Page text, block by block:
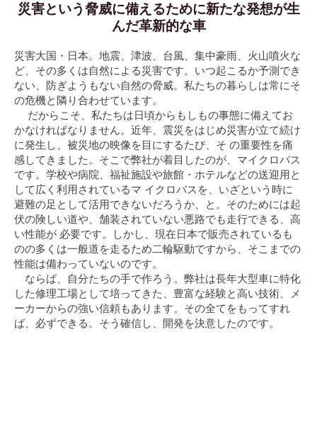
災害という脅威に備えるために新たな発想が生
んだ革新的な車
災害大国・日本。地震、津波、台風、集中豪雨、火山噴火な
ど、その多くは自然による災害です。いつ起こるか予測でき
ない、防ぎようもない自然の脅威。私たちの暮らしは常にそ
の危機と隣り合わせています。
だからこそ、私たちは日頃からもしもの事態に備えてお
かなければなりません。近年、震災をはじめ災害が立て続け
に発生し、被災地の映像を目にするたび、そ の重要性を痛
感してきました。そこで弊社が着目したのが、マイクロバス
です。学校や病院、福祉施設や旅館・ホテルなどの送迎用と
して広く利用されているマ イクロバスを、いざという時に
避難の足として活用できないだろうか、と。そのためには起
伏の険しい道や、舗装されていない悪路でも走行できる、高
い性能が 必要です。しかし、現在日本で販売されているも
のの多くは一般道を走るため二輪駆動ですから、そこまでの
性能は備わっていないのです。
ならば、自分たちの手で作ろう。弊社は長年大型車に特化
した修理工場として培ってきた、豊富な経験と高い技術、メ
ーカーからの強い信頼もあります。その全てをもってすれ
ば、必ずできる。そう確信し、開発を決意したのです。